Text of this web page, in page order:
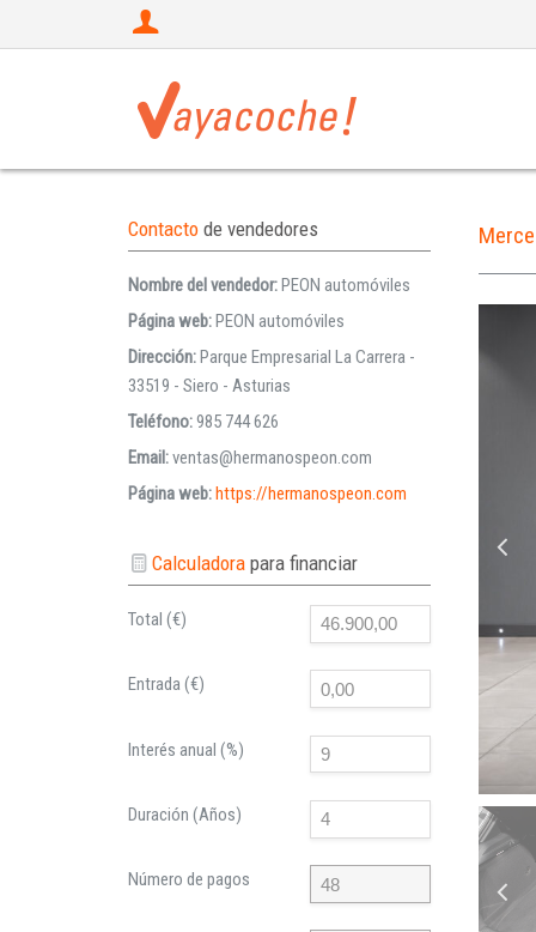
Contacto de vendedores
Nombre del vendedor:PEON automóviles
Página web:PEON automóviles
Dirección:Parque Empresarial La Carrera -
33519 - Siero - Asturias
Teléfono:985 744 626
Email:ventas@hermanospeon.com
Página web:https://hermanospeon.com
Calculadorapara financiar
Total (€)
Entrada (€)
Interés anual (%)
Duración (Años)
Número de pagos